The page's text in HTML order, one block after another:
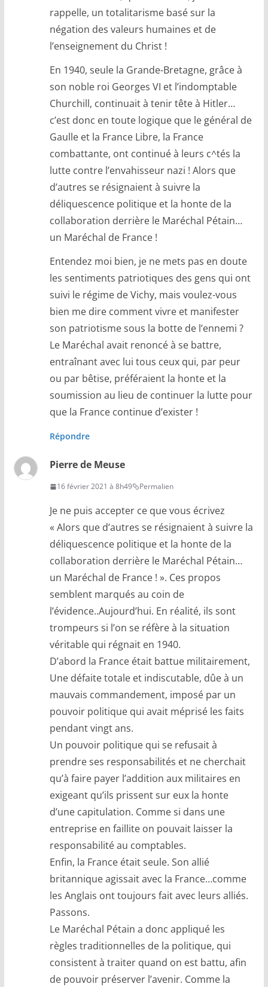
rappelle, un totalitarisme basé sur la
négation des valeurs humaines et de
l’enseignement du Christ !
En 1940, seule la Grande-Bretagne, grâce à
son noble roi Georges VI et l’indomptable
Churchill, continuait à tenir tête à Hitler…
c’est donc en toute logique que le général de
Gaulle et la France Libre, la France
combattante, ont continué à leurs c^tés la
lutte contre l’envahisseur nazi ! Alors que
d’autres se résignaient à suivre la
déliquescence politique et la honte de la
collaboration derrière le Maréchal Pétain…
un Maréchal de France !
Entendez moi bien, je ne mets pas en doute
les sentiments patriotiques des gens qui ont
suivi le régime de Vichy, mais voulez-vous
bien me dire comment vivre et manifester
son patriotisme sous la botte de l’ennemi ?
Le Maréchal avait renoncé à se battre,
entraînant avec lui tous ceux qui, par peur
ou par bêtise, préféraient la honte et la
soumission au lieu de continuer la lutte pour
que la France continue d’exister !
Répondre
Pierre de Meuse
16 février 2021 à 8h49 Permalien
Je ne puis accepter ce que vous écrivez
« Alors que d’autres se résignaient à suivre la
déliquescence politique et la honte de la
collaboration derrière le Maréchal Pétain…
un Maréchal de France ! ». Ces propos
semblent marqués au coin de
l’évidence..Aujourd’hui. En réalité, ils sont
trompeurs si l’on se réfère à la situation
véritable qui régnait en 1940.
D’abord la France était battue militairement,
Une défaite totale et indiscutable, dûe à un
mauvais commandement, imposé par un
pouvoir politique qui avait méprisé les faits
pendant vingt ans.
Un pouvoir politique qui se refusait à
prendre ses responsabilités et ne cherchait
qu’à faire payer l’addition aux militaires en
exigeant qu’ils prissent sur eux la honte
d’une capitulation. Comme si dans une
entreprise en faillite on pouvait laisser la
responsabilité au comptables.
Enfin, la France était seule. Son allié
britannique agissait avec la France…comme
les Anglais ont toujours fait avec leurs alliés.
Passons.
Le Maréchal Pétain a donc appliqué les
règles traditionnelles de la politique, qui
consistent à traiter quand on est battu, afin
de pouvoir préserver l’avenir. Comme la